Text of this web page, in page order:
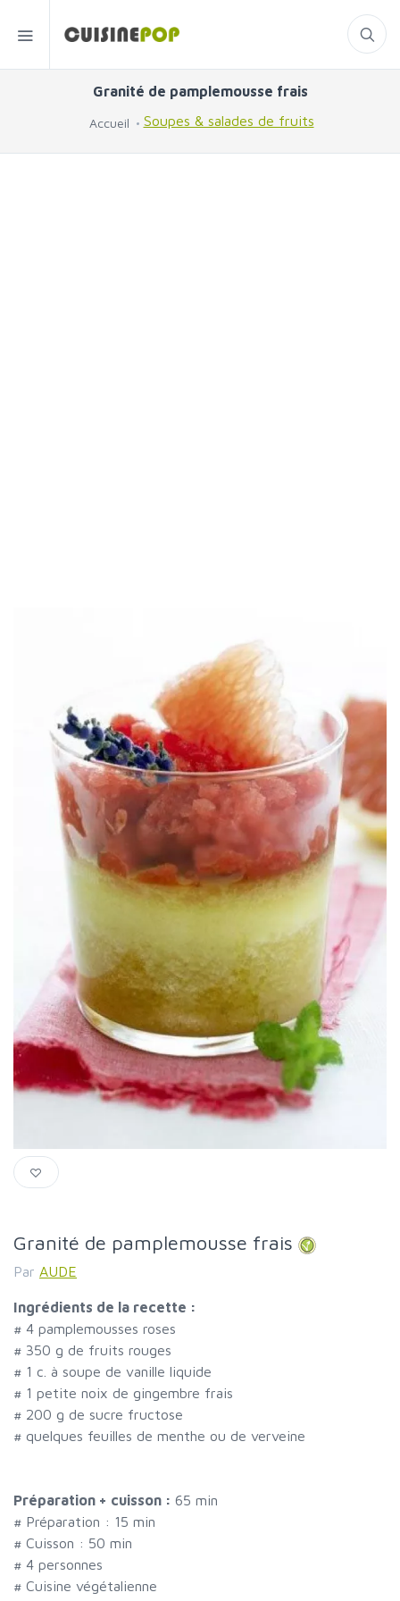
Granité de pamplemousse frais
Accueil Soupes & salades de fruits
Granité de pamplemousse frais
Par AUDE
Ingrédients de la recette :
# 4 pamplemousses roses
# 350 g de fruits rouges
# 1 c. à soupe de vanille liquide
# 1 petite noix de gingembre frais
# 200 g de sucre fructose
# quelques feuilles de menthe ou de verveine
Préparation + cuisson : 65 min
# Préparation : 15 min
# Cuisson : 50 min
# 4 personnes
# Cuisine végétalienne